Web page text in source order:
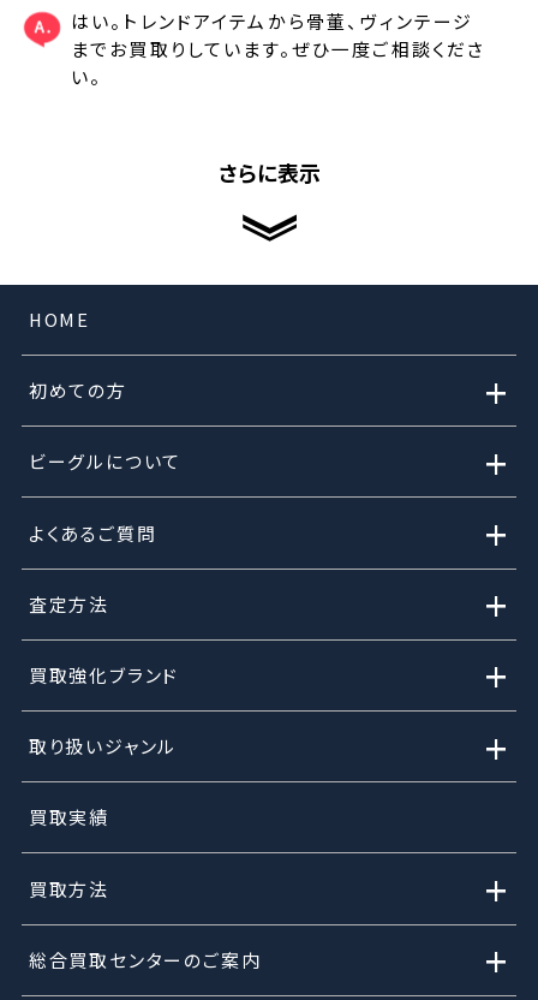
はい。トレンドアイテムから骨董、ヴィンテージ
までお買取りしています。ぜひ一度ご相談くださ
い。
さらに表示
HOME
初めての方 +
ビーグルについて +
よくあるご質問 +
査定方法 +
買取強化ブランド +
取り扱いジャンル +
買取実績
買取方法 +
総合買取センターのご案内 +